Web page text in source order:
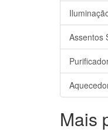
Assentos
Mais